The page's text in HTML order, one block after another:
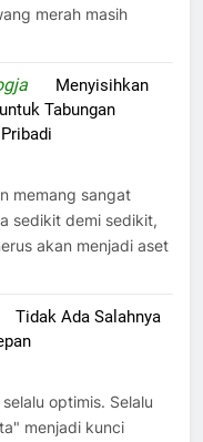
merah masih
Menyisihkan
Tabungan
memang sangat
sedikit demi sedikit,
akan menjadi aset
Tidak Ada Salahnya
optimis. Selalu
menjadi kunci